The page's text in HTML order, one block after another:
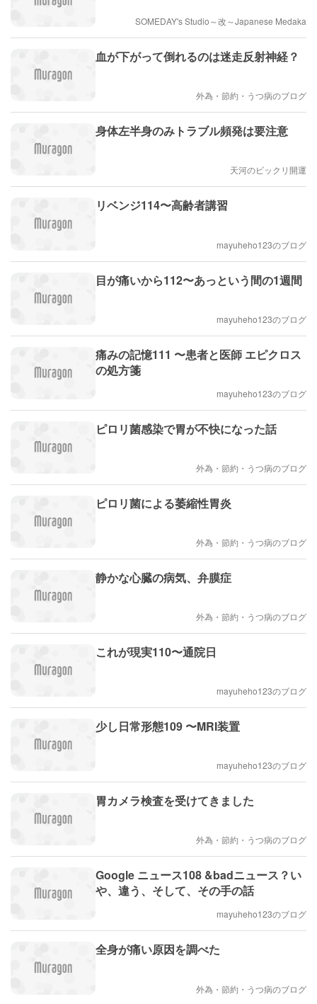
SOMEDAY's Studio～改～Japanese Medaka
血が下がって倒れるのは迷走反射神経？
外為・節約・うつ病のブログ
身体左半身のみトラブル頻発は要注意
天河のビックリ開運
リベンジ114〜高齢者講習
mayuheho123のブログ
目が痛いから112〜あっという間の1週間
mayuheho123のブログ
痛みの記憶111 〜患者と医師 エピクロス
の処方箋
mayuheho123のブログ
ピロリ菌感染で胃が不快になった話
外為・節約・うつ病のブログ
ピロリ菌による萎縮性胃炎
外為・節約・うつ病のブログ
静かな心臓の病気、弁膜症
外為・節約・うつ病のブログ
これが現実110〜通院日
mayuheho123のブログ
少し日常形態109 〜MRI装置
mayuheho123のブログ
胃カメラ検査を受けてきました
外為・節約・うつ病のブログ
Google ニュース108 &badニュース？い
や、違う、そして、その手の話
mayuheho123のブログ
全身が痛い原因を調べた
外為・節約・うつ病のブログ